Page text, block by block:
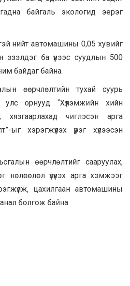
байгаль экологид эерэг
нийт автомашины 0,05 хувийг
эзэлдэг ба үүнээс суудлын 500
байдаг байна.
өөрчлөлтийн тухай суурь
улс орнууд “Хүлэмжийн хийн
хязгаарлахад чиглэсэн арга
хэрэгжүүлэх үүрэг хүлээсэн
өөрчлөлтийг сааруулах,
нөлөөлөл үзүүлэх арга хэмжээг
цахилгаан автомашины
болгож байна.